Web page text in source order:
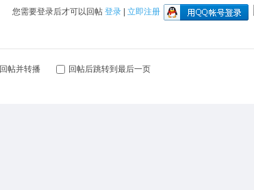
您需要登录后才可以回帖 登录| 立即注册
回帖并转播 回帖后跳转到最后一页